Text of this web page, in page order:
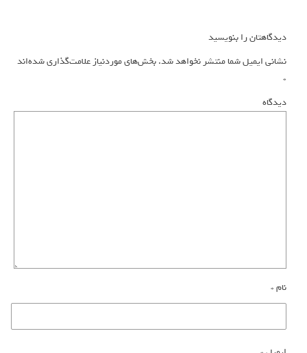
دیدگاهتان را بنویسید
نشانی ایمیل شما منتشر نخواهد شد.بخش‌های موردنیاز علامت‌گذاری شده‌اند
*
دیدگاه
نام*